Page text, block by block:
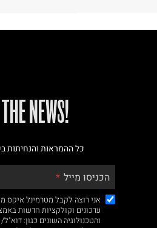
!GET THE NEWS
כל ההמראות והנחיתות
הכניסו מייל
אני רוצה לקבל מטרמינל איקס
עדכונים וקולקציות חדשות
והטכנולוגיה השונים כגון: